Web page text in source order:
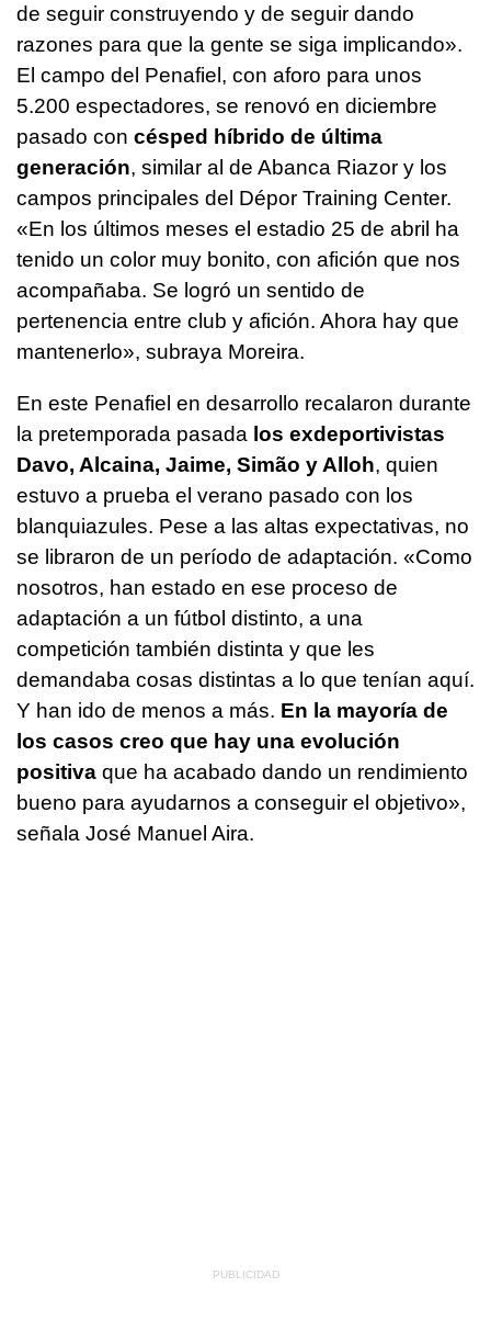
de seguir construyendo y de seguir dando
razones para que la gente se siga implicando».
El campo del Penafiel, con aforo para unos
5.200 espectadores, se renovó en diciembre
pasado con césped híbrido de última
generación, similar al de Abanca Riazor y los
campos principales del Dépor Training Center.
«En los últimos meses el estadio 25 de abril ha
tenido un color muy bonito, con afición que nos
acompañaba. Se logró un sentido de
pertenencia entre club y afición. Ahora hay que
mantenerlo», subraya Moreira.
En este Penafiel en desarrollo recalaron durante
la pretemporada pasada los exdeportivistas
Davo, Alcaina, Jaime, Simão y Alloh, quien
estuvo a prueba el verano pasado con los
blanquiazules. Pese a las altas expectativas, no
se libraron de un período de adaptación. «Como
nosotros, han estado en ese proceso de
adaptación a un fútbol distinto, a una
competición también distinta y que les
demandaba cosas distintas a lo que tenían aquí.
Y han ido de menos a más. En la mayoría de
los casos creo que hay una evolución
positiva que ha acabado dando un rendimiento
bueno para ayudarnos a conseguir el objetivo»,
señala José Manuel Aira.